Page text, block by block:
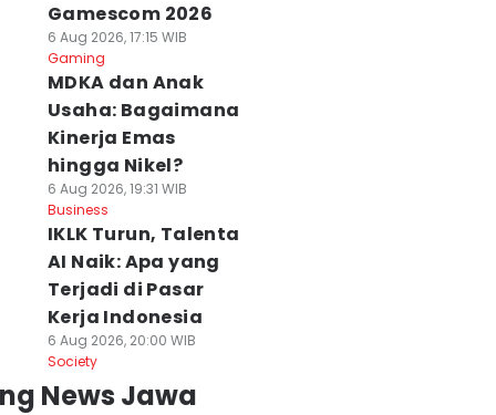
Gamescom 2026
6 Aug 2026, 17:15 WIB
Gaming
MDKA dan Anak
Usaha: Bagaimana
Kinerja Emas
hingga Nikel?
6 Aug 2026, 19:31 WIB
Business
IKLK Turun, Talenta
AI Naik: Apa yang
Terjadi di Pasar
Kerja Indonesia
6 Aug 2026, 20:00 WIB
Society
News Jawa